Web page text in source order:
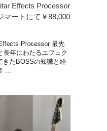
Effects Processor
マートにて￥88,000
Processor 最先
長年にわたるエフェク
きたBOSSの知識と経
…